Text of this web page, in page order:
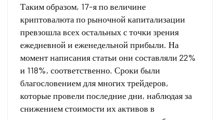
Таким образом, 17-я по величине
криптовалюта по рыночной капитализации
превзошла всех остальных с точки зрения
ежедневной и еженедельной прибыли. На
момент написания статьи они составляли 22%
и 118%, соответственно. Сроки были
благословением для многих трейдеров,
которые провели последние дни, наблюдая за
снижением стоимости их активов в